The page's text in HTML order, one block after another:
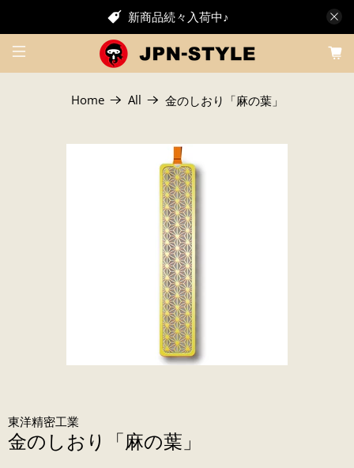
新商品続々入荷中♪
Home All 金のしおり「麻の葉」
東洋精密工業
金のしおり「麻の葉」